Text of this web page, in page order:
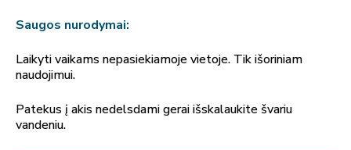
Saugos nurodymai:
Laikyti vaikams nepasiekiamoje vietoje. Tik išoriniam
naudojimui.
Patekus į akis nedelsdami gerai išskalaukite švariu
vandeniu.